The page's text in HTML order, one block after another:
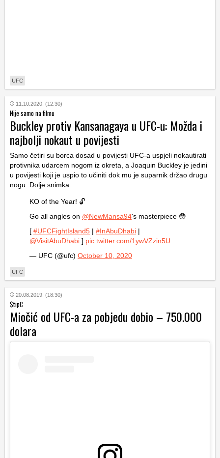
UFC
11.10.2020. (12:30)
Nije samo na filmu
Buckley protiv Kansanagaya u UFC-u: Možda i
najbolji nokaut u povijesti
Samo četiri su borca dosad u povijesti UFC-a uspjeli nokautirati
protivnika udarcem nogom iz okreta, a Joaquin Buckley je jedini
u povijesti koji je uspio to učiniti dok mu je suparnik držao drugu
nogu. Dolje snimka.
KO of the Year! 🔓
Go all angles on @NewMansa94's masterpiece 😳
[ #UFCFightIsland5 | #InAbuDhabi |
@VisitAbuDhabi ] pic.twitter.com/1ywVZzin5U
— UFC (@ufc) October 10, 2020
UFC
20.08.2019. (18:30)
$tip€
Miočić od UFC-a za pobjedu dobio – 750.000
dolara